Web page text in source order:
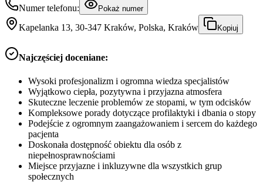
Numer telefonu: Pokaż numer
Kapelanka 13, 30-347 Kraków, Polska, Kraków Kopiuj
Najczęściej doceniane:
Wysoki profesjonalizm i ogromna wiedza specjalistów
Wyjątkowo ciepła, pozytywna i przyjazna atmosfera
Skuteczne leczenie problemów ze stopami, w tym odcisków
Kompleksowe porady dotyczące profilaktyki i dbania o stopy
Podejście z ogromnym zaangażowaniem i sercem do każdego
pacjenta
Doskonała dostępność obiektu dla osób z
niepełnosprawnościami
Miejsce przyjazne i inkluzywne dla wszystkich grup
społecznych